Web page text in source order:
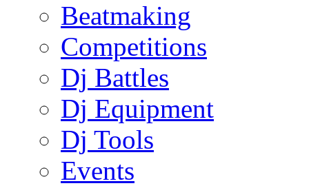
Beatmaking
Competitions
Dj Battles
Dj Equipment
Dj Tools
Events